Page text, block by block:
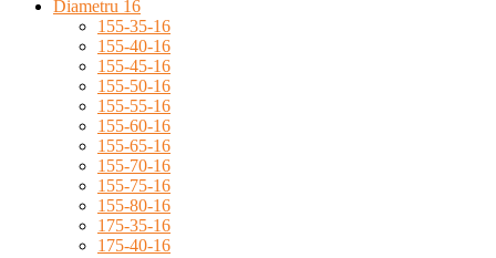
Diametru 16
155-35-16
155-40-16
155-45-16
155-50-16
155-55-16
155-60-16
155-65-16
155-70-16
155-75-16
155-80-16
175-35-16
175-40-16